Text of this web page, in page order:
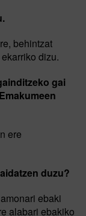
behintzat
dizu.
gai
ere
duzu?
ebaki
alabari ebakiko